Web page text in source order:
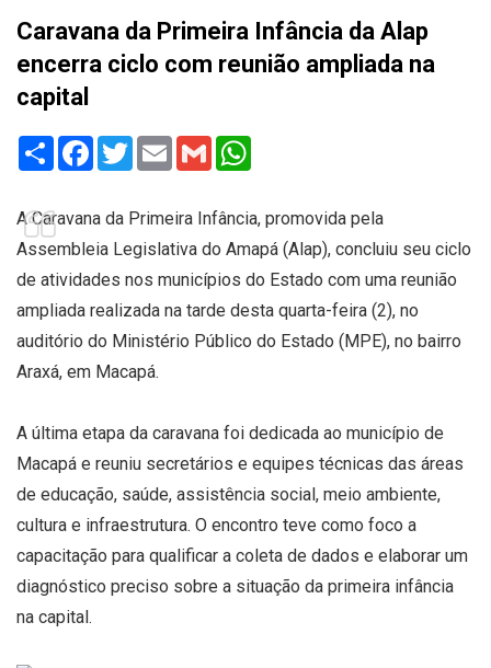
Caravana da Primeira Infância da Alap
encerra ciclo com reunião ampliada na
capital
Share Facebook
TwitterEmail Gmail
A Caravana da Primeira Infância, promovida pela
Assembleia Legislativa do Amapá (Alap), concluiu seu ciclo
de atividades nos municípios do Estado com uma reunião
ampliada realizada na tarde desta quarta-feira (2), no
auditório do Ministério Público do Estado (MPE), no bairro
Araxá, em Macapá.
A última etapa da caravana foi dedicada ao município de
Macapá e reuniu secretários e equipes técnicas das áreas
de educação, saúde, assistência social, meio ambiente,
cultura e infraestrutura. O encontro teve como foco a
capacitação para qualificar a coleta de dados e elaborar um
diagnóstico preciso sobre a situação da primeira infância
na capital.